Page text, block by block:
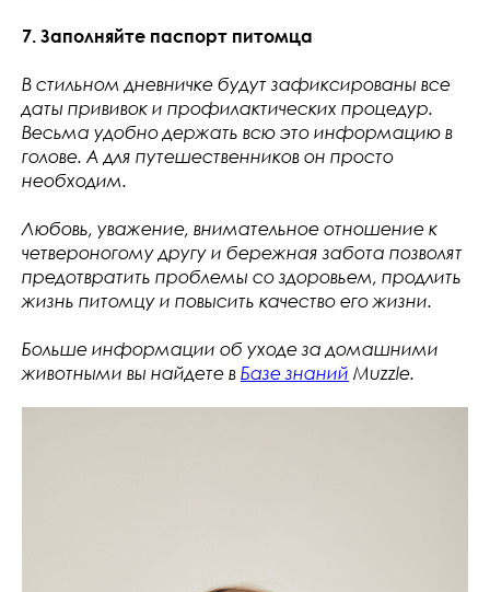
7. Заполняйте паспорт питомца
В стильном дневничке будут зафиксированы все
даты прививок и профилактических процедур.
Весьма удобно держать всю это информацию в
голове. А для путешественников он просто
необходим.
Любовь, уважение, внимательное отношение к
четвероногому другу и бережная забота позволят
предотвратить проблемы со здоровьем, продлить
жизнь питомцу и повысить качество его жизни.
Больше информации об уходе за домашними
животными вы найдете в Базе знаний Muzzle.